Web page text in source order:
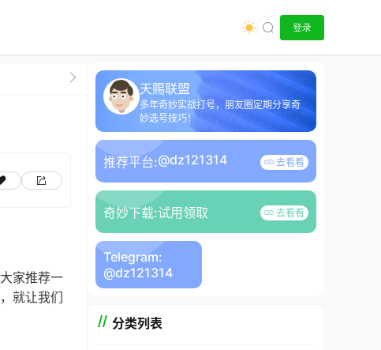
登录
家推荐一
就让我们
天赐联盟
多年奇妙实战打号，朋友圈定期分享奇
妙选号技巧！
推荐平台:@dz121314 去看看
奇妙下载:试用领取 去看看
Telegram:
@dz121314
分类列表